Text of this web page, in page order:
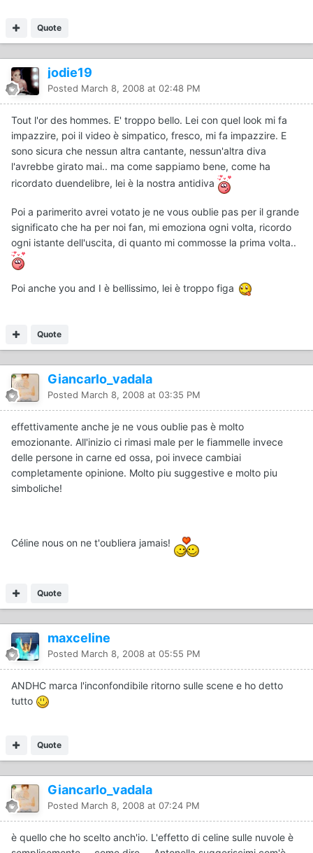
Quote
jodie19
Posted March 8, 2008 at 02:48 PM
Tout l'or des hommes. E' troppo bello. Lei con quel look mi fa
impazzire, poi il video è simpatico, fresco, mi fa impazzire. E
sono sicura che nessun altra cantante, nessun'altra diva
l'avrebbe girato mai.. ma come sappiamo bene, come ha
ricordato duendelibre, lei è la nostra antidiva
Poi a parimerito avrei votato je ne vous oublie pas per il grande
significato che ha per noi fan, mi emoziona ogni volta, ricordo
ogni istante dell'uscita, di quanto mi commosse la prima volta..
Poi anche you and I è bellissimo, lei è troppo figa
Quote
Giancarlo_vadala
Posted March 8, 2008 at 03:35 PM
effettivamente anche je ne vous oublie pas è molto
emozionante. All'inizio ci rimasi male per le fiammelle invece
delle persone in carne ed ossa, poi invece cambiai
completamente opinione. Molto piu suggestive e molto piu
simboliche!
Céline nous on ne t'oubliera jamais!
Quote
maxceline
Posted March 8, 2008 at 05:55 PM
ANDHC marca l'inconfondibile ritorno sulle scene e ho detto
tutto
Quote
Giancarlo_vadala
Posted March 8, 2008 at 07:24 PM
è quello che ho scelto anch'io. L'effetto di celine sulle nuvole è